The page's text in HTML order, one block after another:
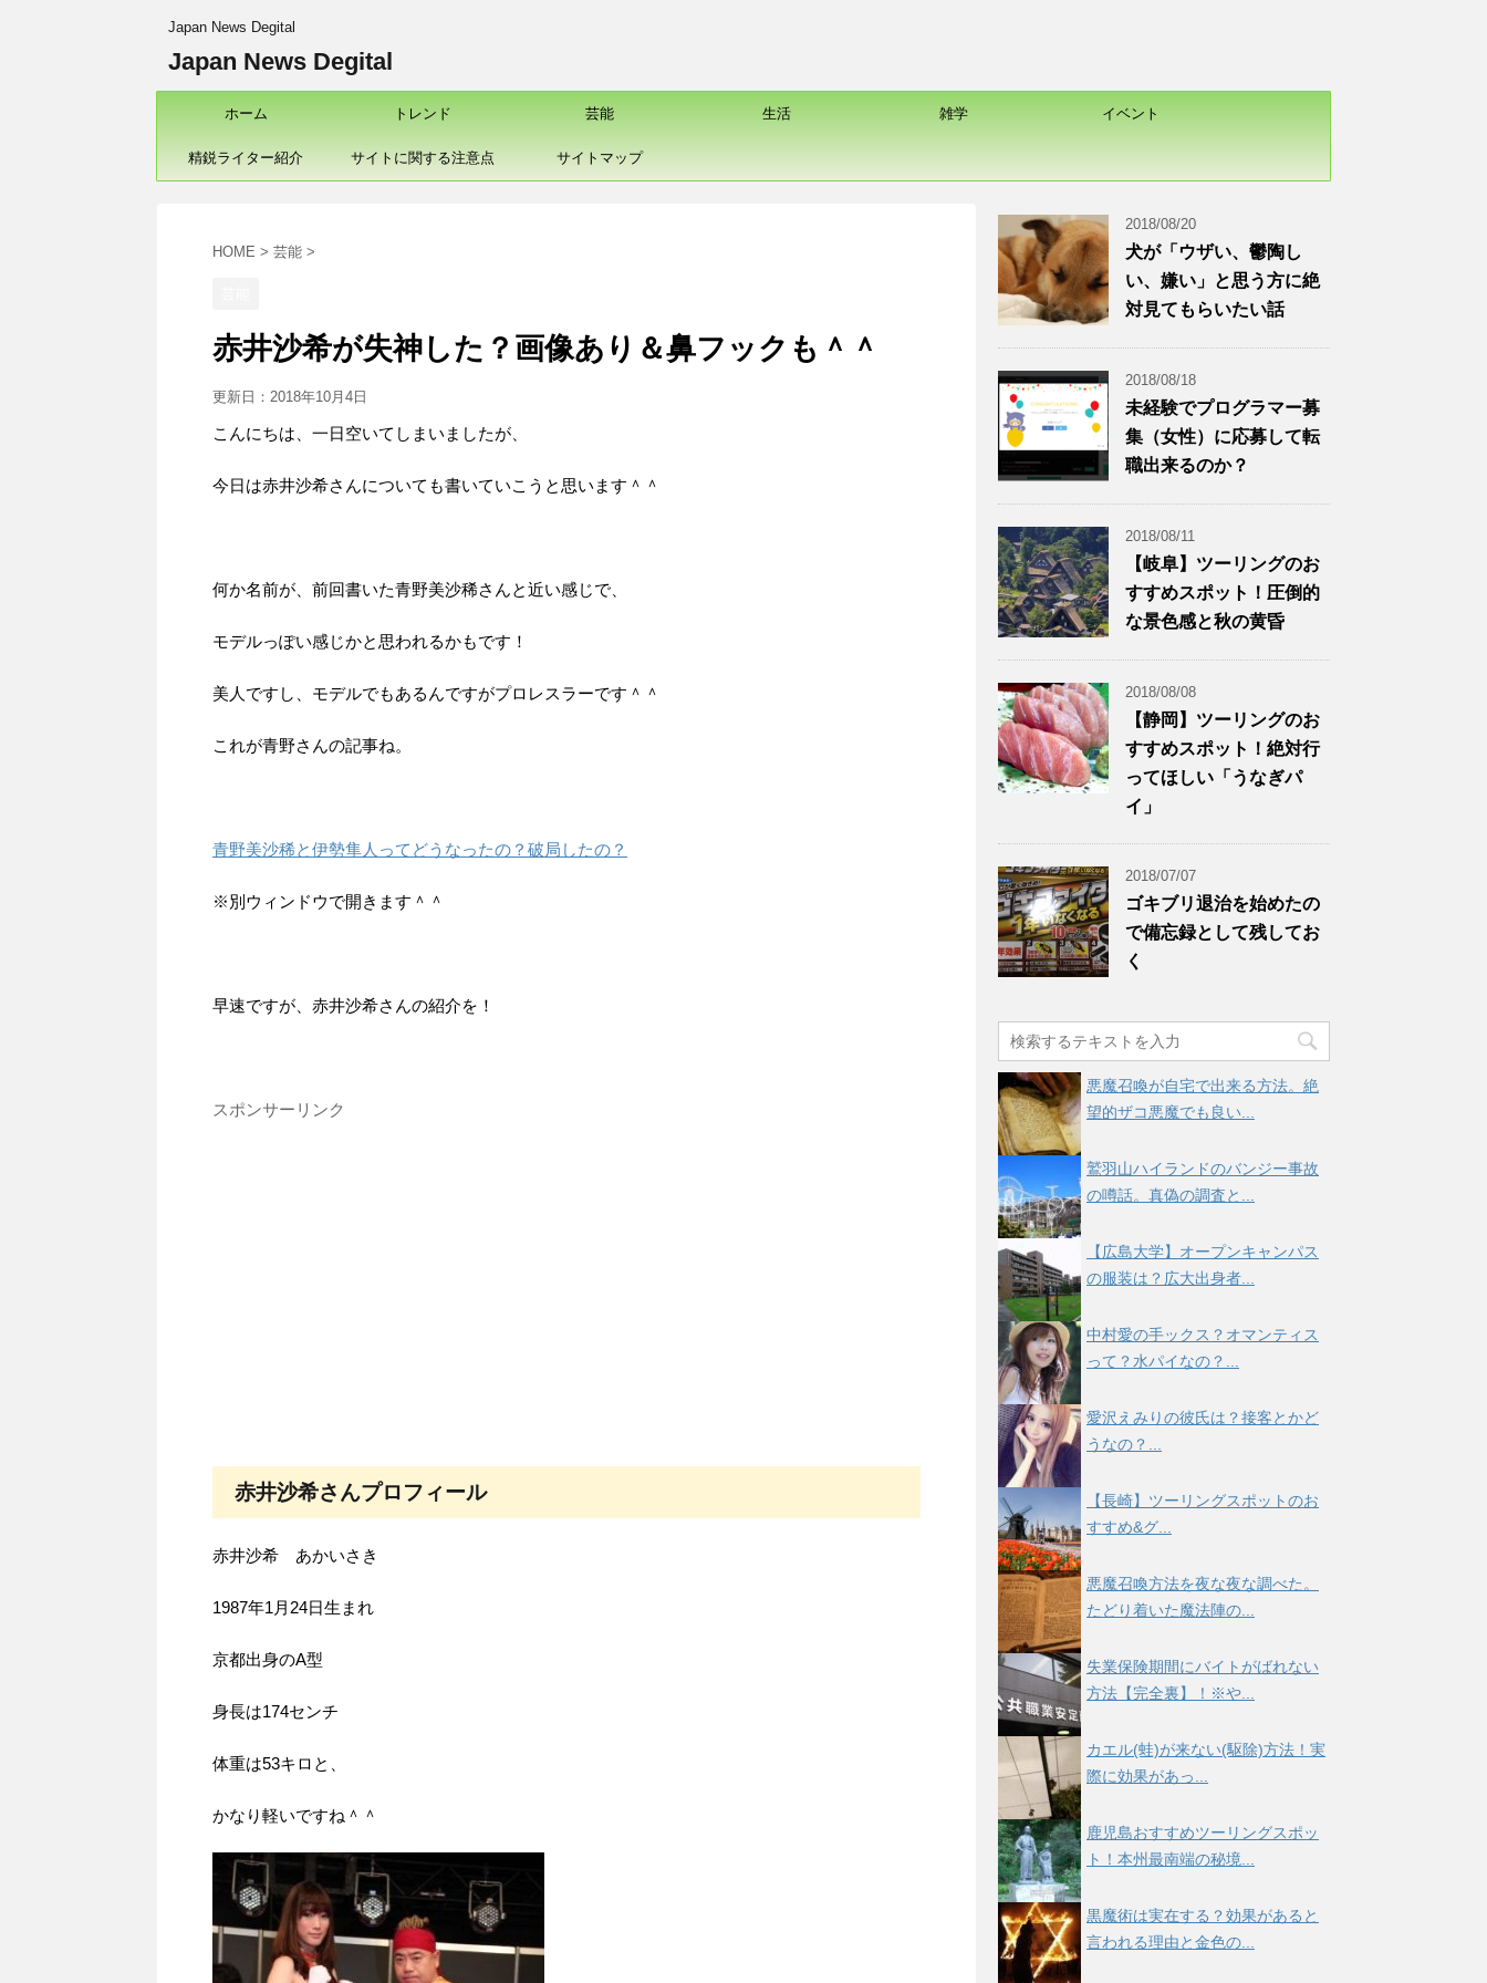
Japan News Degital
Japan News Degital
ホーム トレンド 芸能 生活 雑学 イベント
精鋭ライター紹介 サイトに関する注意点 サイトマップ
HOME > 芸能 >
赤井沙希が失神した？画像あり＆鼻フックも＾＾
更新日： 2018年10月4日
こんにちは、一日空いてしまいましたが、
今日は赤井沙希さんについても書いていこうと思います＾＾
何か名前が、前回書いた青野美沙稀さんと近い感じで、
モデルっぽい感じかと思われるかもです！
美人ですし、モデルでもあるんですがプロレスラーです＾＾
これが青野さんの記事ね。
青野美沙稀と伊勢隼人ってどうなったの？破局したの？
※別ウィンドウで開きます＾＾
早速ですが、赤井沙希さんの紹介を！
スポンサーリンク
赤井沙希さんプロフィール
赤井沙希 あかいさき
1987年1月24日生まれ
京都出身のA型
身長は174センチ
体重は53キロと、
かなり軽いですね＾＾
2018/08/20
犬が「ウザい、鬱陶し
い、嫌い」と思う方に絶
対見てもらいたい話
2018/08/18
未経験でプログラマー募
集（女性）に応募して転
職出来るのか？
2018/08/11
【岐阜】ツーリングのお
すすめスポット！圧倒的
な景色感と秋の黄昏
2018/08/08
【静岡】ツーリングのお
すすめスポット！絶対行
ってほしい「うなぎパ
イ」
2018/07/07
ゴキブリ退治を始めたの
で備忘録として残してお
く
悪魔召喚が自宅で出来る方法。絶
望的ザコ悪魔でも良い...
鷲羽山ハイランドのバンジー事故
の噂話。真偽の調査と...
【広島大学】オープンキャンパス
の服装は？広大出身者...
中村愛の手ックス？オマンティス
って？水パイなの？...
愛沢えみりの彼氏は？接客とかど
うなの？...
【長崎】ツーリングスポットのお
すすめ&グ...
悪魔召喚方法を夜な夜な調べた。
たどり着いた魔法陣の...
失業保険期間にバイトがばれない
方法【完全裏】！※や...
カエル(蛙)が来ない(駆除)方法！実
際に効果があっ...
鹿児島おすすめツーリングスポッ
ト！本州最南端の秘境...
黒魔術は実在する？効果があると
言われる理由と金色の...